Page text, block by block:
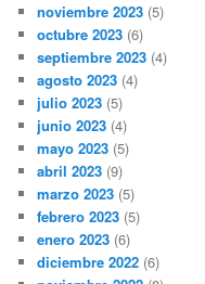
noviembre 2023 (5)
octubre 2023 (6)
septiembre 2023 (4)
agosto 2023 (4)
julio 2023 (5)
junio 2023 (4)
mayo 2023 (5)
abril 2023 (9)
marzo 2023 (5)
febrero 2023 (5)
enero 2023 (6)
diciembre 2022 (6)